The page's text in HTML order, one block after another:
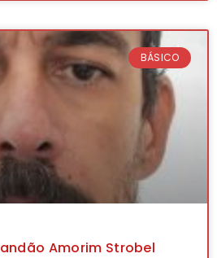
BÁSICO
Amorim Strobel